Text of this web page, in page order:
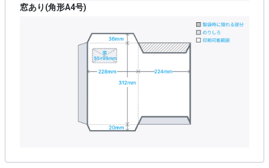
窓あり(角形A4号)